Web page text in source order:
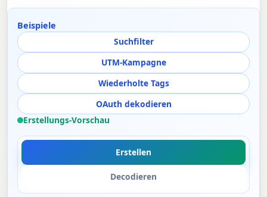
Beispiele
Suchfilter
UTM-Kampagne
Wiederholte Tags
OAuth dekodieren
Erstellungs-Vorschau
Erstellen
Decodieren